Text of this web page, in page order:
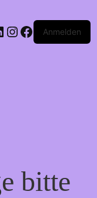
Instagram
FacebookAnmelden
bitte